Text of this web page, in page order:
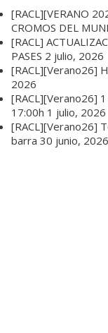
[RACL][VERANO
CROMOS DEL
[RACL]
PASES 2 julio, 2026
[RACL][Verano26]
2026
[RACL][Verano26]
17:00h 1 julio, 2026
[RACL][Verano26]
barra 30 junio, 2026